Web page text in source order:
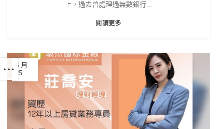
上，過去曾處理過無數銀行...
閱讀更多
25
6 月